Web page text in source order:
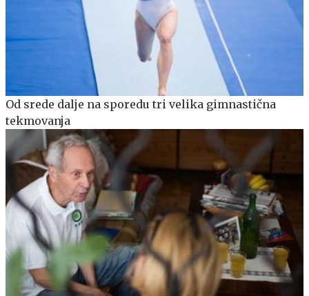
Od srede dalje na sporedu tri velika gimnastična
tekmovanja